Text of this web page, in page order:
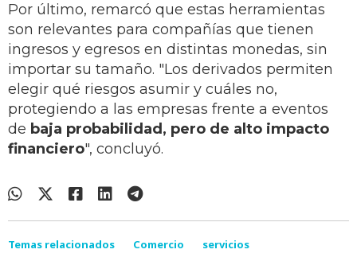
Por último, remarcó que estas herramientas
son relevantes para compañías que tienen
ingresos y egresos en distintas monedas, sin
importar su tamaño. "Los derivados permiten
elegir qué riesgos asumir y cuáles no,
protegiendo a las empresas frente a eventos
de baja probabilidad, pero de alto impacto
financiero", concluyó.
Temas relacionados Comercio servicios